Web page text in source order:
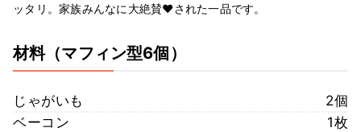
ッタリ。家族みんなに大絶賛❤された一品です。
材料（マフィン型6個）
じゃがいも
2個
ベーコン
1枚